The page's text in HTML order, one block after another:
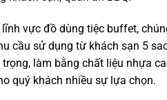
vực đồ dùng tiệc buffet,
cầu sử dụng từ khách sạn 5
làm bằng chất liệu nhựa
quý khách nhiều sự lựa chọn.